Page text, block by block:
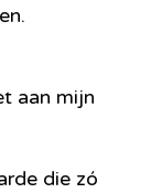
aan mijn
die zó